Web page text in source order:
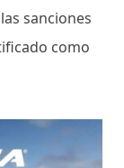
sanciones
como